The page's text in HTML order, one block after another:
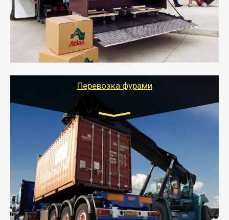
- Служебный или военный переезд может быть на
отдельном авто или догрузом (по меньшей
стоимости).
- Тайгер Логистик подберет автотранспорт, быстро и
качественно организует переезд к новому месту
службы или работы с гарантией сохранности груза и
оформлением документов, подтверждающих
Перевозка фурами
Транспорт:
Еврофура Тент от 5 до 10 тонн
грузоподъемность
от 10 000 руб. Возможен догруз
- Доставка фурой до 20 т возможна для больших
объемов грузов, упакованных в коробки, мешки,
паллеты и россыпью в самые отдаленные места
России с гарантией полной сохранности.